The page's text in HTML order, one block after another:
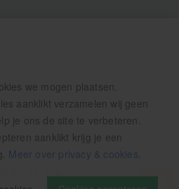
we mogen plaatsen.
aanklikt verzamelen wij geen
je ons de site te verbeteren.
aanklikt krijg je een
Meer over privacy & cookies
en 13.00u